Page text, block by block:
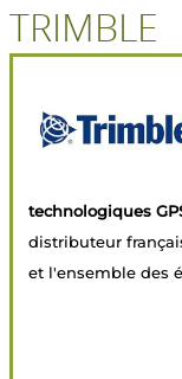
TRIMBLE
technologiques
distributeur
et l'ensemble des